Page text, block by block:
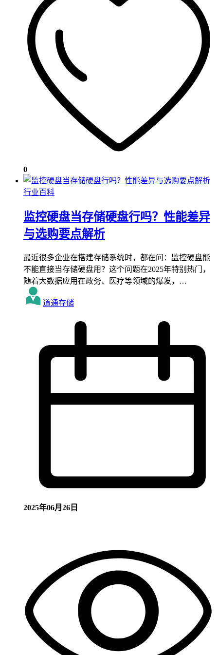
0
行业百科
监控硬盘当存储硬盘行吗？性能差异
与选购要点解析
最近很多企业在搭建存储系统时，都在问：监控硬盘能
不能直接当存储硬盘用？这个问题在2025年特别热门，
随着大数据应用在政务、医疗等领域的爆发，…
道通存储
2025年06月26日